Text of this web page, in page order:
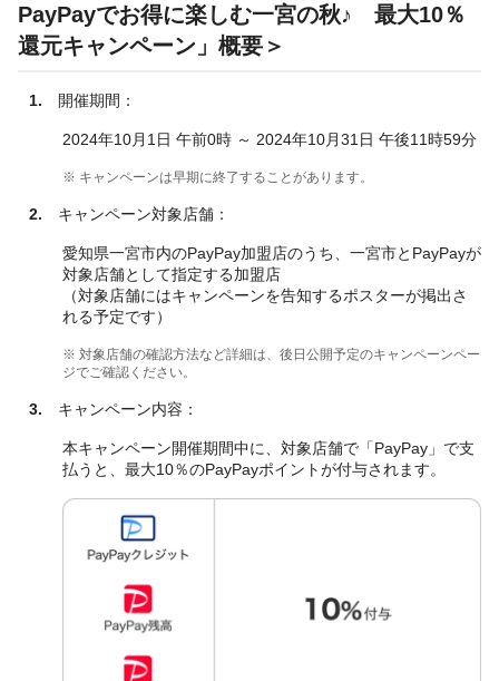
PayPayでお得に楽しむ一宮の秋♪ 最大10％
還元キャンペーン」概要＞
1. 開催期間：
2024年10月1日 午前0時 ～ 2024年10月31日 午後11時59分
※ キャンペーンは早期に終了することがあります。
2. キャンペーン対象店舗：
愛知県一宮市内のPayPay加盟店のうち、一宮市とPayPayが
対象店舗として指定する加盟店
（対象店舗にはキャンペーンを告知するポスターが掲出さ
れる予定です）
※ 対象店舗の確認方法など詳細は、後日公開予定のキャンペーンペー
ジでご確認ください。
3. キャンペーン内容：
本キャンペーン開催期間中に、対象店舗で「PayPay」で支
払うと、最大10％のPayPayポイントが付与されます。